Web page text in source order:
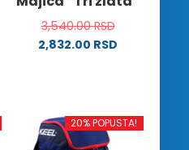
stranici
proizvoda.
3,540.00RSD
2,832.00 RSD
više
varijanti.
20% POPUSTA!